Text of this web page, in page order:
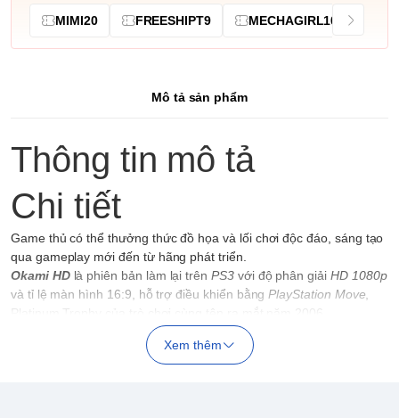
MIMI20 FREESHIPT9 MECHAGIRL10
Mô tả sản phẩm
Thông tin mô tả
Chi tiết
Game thủ có thể thưởng thức đồ họa và lối chơi độc đáo, sáng tạo
qua gameplay mới đến từ hãng phát triển.
Okami HDlà phiên bản làm lại trênPS3với độ phân giải HD 1080p
và tỉ lệ màn hình 16:9, hỗ trợ điều khiển bằng PlayStation Move
Xem thêm